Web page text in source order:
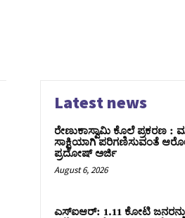
Latest news
ರೇಣುಕಾಸ್ವಾಮಿ ಕೊಲೆ ಪ್ರಕರಣ :
ಸಾಕ್ಷಿಯಾಗಿ ಪರಿಗಣಿಸುವಂತೆ
ಪ್ರದೋಷ್‌ ಅರ್ಜಿ
August 6, 2026
ಎಸ್‌ಐಆರ್‌: 1.11 ಕೋಟಿ